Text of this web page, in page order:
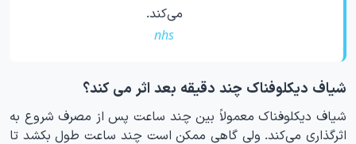
می‌کند.
nhs
شیاف دیکلوفناک چند دقیقه بعد اثر می کند؟
شیاف دیکلوفناک معمولاً بین چند ساعت پس از مصرف شروع به
اثرگذاری می‌کند. ولی گاهی ممکن است چند ساعت طول بکشد تا